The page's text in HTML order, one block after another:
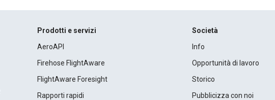
Prodotti e servizi
AeroAPI
Firehose FlightAware
FlightAware Foresight
Rapporti rapidi
Società
Info
Opportunità di lavoro
Storico
Pubblicizza con noi